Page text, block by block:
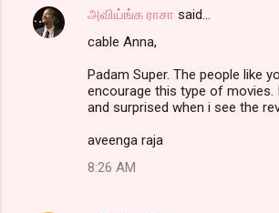
அவிய்ங்க ராசா said…
cable Anna,
Padam Super. The people like
encourage this type of movies.
and surprised when i see the
aveenga raja
8:26 AM